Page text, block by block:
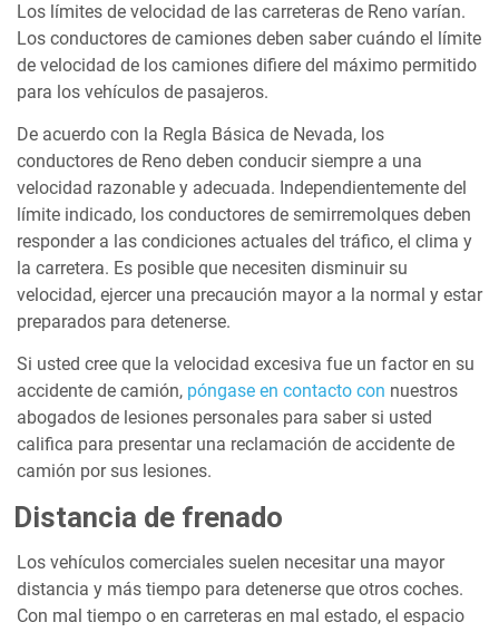
Los límites de velocidad de las carreteras de Reno varían.
Los conductores de camiones deben saber cuándo el límite
de velocidad de los camiones difiere del máximo permitido
para los vehículos de pasajeros.
De acuerdo con la Regla Básica de Nevada, los
conductores de Reno deben conducir siempre a una
velocidad razonable y adecuada. Independientemente del
límite indicado, los conductores de semirremolques deben
responder a las condiciones actuales del tráfico, el clima y
la carretera. Es posible que necesiten disminuir su
velocidad, ejercer una precaución mayor a la normal y estar
preparados para detenerse.
Si usted cree que la velocidad excesiva fue un factor en su
accidente de camión, póngase en contacto con nuestros
abogados de lesiones personales para saber si usted
califica para presentar una reclamación de accidente de
camión por sus lesiones.
Distancia de frenado
Los vehículos comerciales suelen necesitar una mayor
distancia y más tiempo para detenerse que otros coches.
Con mal tiempo o en carreteras en mal estado, el espacio